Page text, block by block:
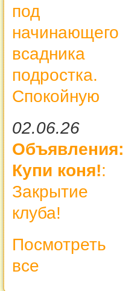
под
начинающего
всадника
подростка.
Спокойную
02.06.26
Объявления:
Купи коня!:
Закрытие
клуба!
Посмотреть
все